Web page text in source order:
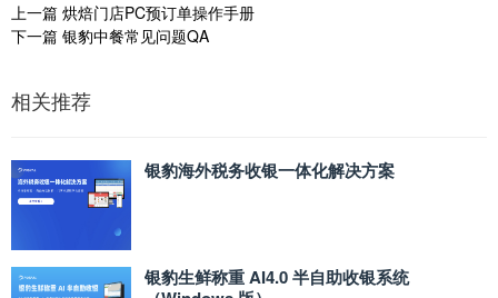
上一篇 烘焙门店PC预订单操作手册
下一篇 银豹中餐常见问题QA
相关推荐
银豹海外税务收银一体化解决方案
银豹生鲜称重 AI4.0 半自助收银系统